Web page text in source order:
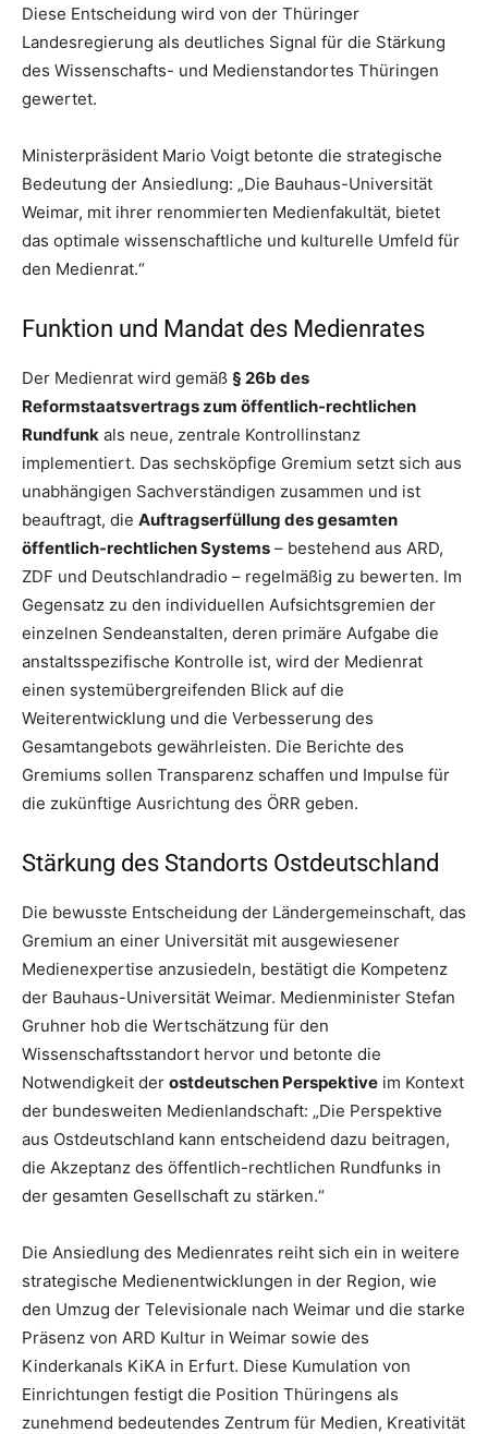
Diese Entscheidung wird von der Thüringer
Landesregierung als deutliches Signal für die Stärkung
des Wissenschafts- und Medienstandortes Thüringen
gewertet.
Ministerpräsident Mario Voigt betonte die strategische
Bedeutung der Ansiedlung: „Die Bauhaus-Universität
Weimar, mit ihrer renommierten Medienfakultät, bietet
das optimale wissenschaftliche und kulturelle Umfeld für
den Medienrat.“
Funktion und Mandat des Medienrates
Der Medienrat wird gemäß § 26b des
Reformstaatsvertrags zum öffentlich-rechtlichen
Rundfunk als neue, zentrale Kontrollinstanz
implementiert. Das sechsköpfige Gremium setzt sich aus
unabhängigen Sachverständigen zusammen und ist
beauftragt, die Auftragserfüllung des gesamten
öffentlich-rechtlichen Systems – bestehend aus ARD,
ZDF und Deutschlandradio – regelmäßig zu bewerten. Im
Gegensatz zu den individuellen Aufsichtsgremien der
einzelnen Sendeanstalten, deren primäre Aufgabe die
anstaltsspezifische Kontrolle ist, wird der Medienrat
einen systemübergreifenden Blick auf die
Weiterentwicklung und die Verbesserung des
Gesamtangebots gewährleisten. Die Berichte des
Gremiums sollen Transparenz schaffen und Impulse für
die zukünftige Ausrichtung des ÖRR geben.
Stärkung des Standorts Ostdeutschland
Die bewusste Entscheidung der Ländergemeinschaft, das
Gremium an einer Universität mit ausgewiesener
Medienexpertise anzusiedeln, bestätigt die Kompetenz
der Bauhaus-Universität Weimar. Medienminister Stefan
Gruhner hob die Wertschätzung für den
Wissenschaftsstandort hervor und betonte die
Notwendigkeit der ostdeutschen Perspektive im Kontext
der bundesweiten Medienlandschaft: „Die Perspektive
aus Ostdeutschland kann entscheidend dazu beitragen,
die Akzeptanz des öffentlich-rechtlichen Rundfunks in
der gesamten Gesellschaft zu stärken.“
Die Ansiedlung des Medienrates reiht sich ein in weitere
strategische Medienentwicklungen in der Region, wie
den Umzug der Televisionale nach Weimar und die starke
Präsenz von ARD Kultur in Weimar sowie des
Kinderkanals KiKA in Erfurt. Diese Kumulation von
Einrichtungen festigt die Position Thüringens als
zunehmend bedeutendes Zentrum für Medien, Kreativität